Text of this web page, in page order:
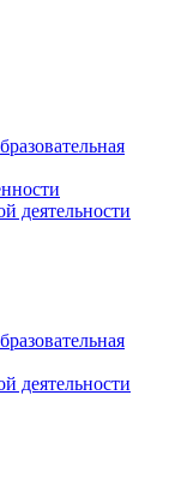
деятельности
деятельности